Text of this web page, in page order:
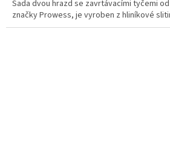
z
5
hvězdiček.
Sada dvou hrazd se zavrtávacími tyčemi
značky Prowess, je vyroben z hliníkové